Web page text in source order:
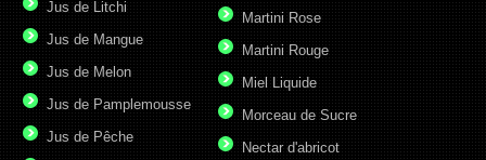
Jus de Litchi
Jus de Mangue
Jus de Melon
Jus de Pamplemousse
Jus de Pêche
Martini Rose
Martini Rouge
Miel Liquide
Morceau de Sucre
Nectar d'abricot